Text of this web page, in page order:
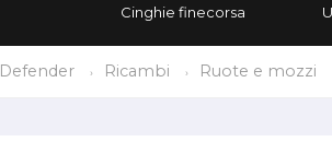
Cinghie finecorsa
Defender Ricambi Ruote e mozzi